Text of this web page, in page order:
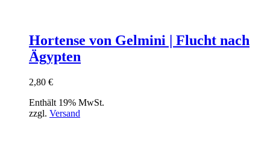
Hortense von Gelmini | Flucht nach
Ägypten
2,80 €
Enthält 19% MwSt.
zzgl. Versand